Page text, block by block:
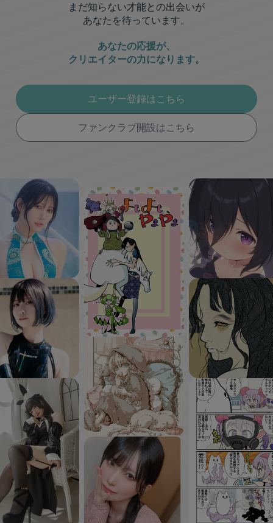
まだ知らない才能との出会いが
あなたを待っています。
あなたの応援が、
クリエイターの力になります。
ユーザー登録はこちら
ファンクラブ開設はこちら